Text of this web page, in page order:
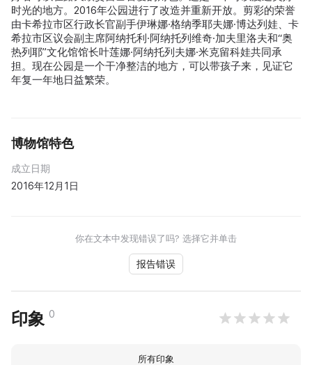
时光的地方。2016年公园进行了改造并重新开放。剪彩的荣誉
由卡希拉市区行政长官副手伊琳娜·格纳季耶夫娜·博达列娃、卡
希拉市区议会副主席阿纳托利·阿纳托列维奇·加夫里洛夫和“奥
热列耶”文化馆馆长叶莲娜·阿纳托列夫娜·米克留科娃共同承
担。现在公园是一个干净整洁的地方，可以带孩子来，见证它
年复一年地日益繁荣。
博物馆特色
成立日期
2016年12月1日
你在文本中发现错误了吗? 选择它并单击
报告错误
印象 0
所有印象